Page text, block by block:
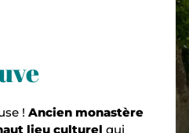
! Ancien monastère
lieu culturel qui